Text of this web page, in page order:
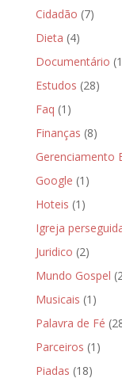
Cidadão (7)
Dieta (4)
Documentário
Estudos (28)
Faq (1)
Finanças (8)
Gerenciamento
Google (1)
Hoteis (1)
Igreja
Juridico (2)
Mundo Gospel
Musicais (1)
Palavra de Fé
Parceiros (1)
Piadas (18)